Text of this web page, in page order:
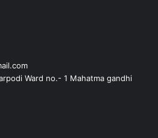
Ward no.- 1 Mahatma gandhi